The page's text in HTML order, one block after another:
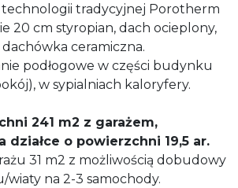
tradycyjnej Porotherm
20 cm styropian, dach ocieplony,
ceramiczna.
podłogowe w części budynku
w sypialniach kaloryfery.
241 m2 z garażem,
działce o powierzchni 19,5 ar.
31 m2 z możliwością dobudowy
wiaty na 2-3 samochody.